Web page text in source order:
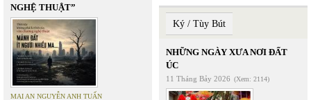
NGHỆ THUẬT”
MAI AN NGUYỄN ANH TUẤN
Ký / Tùy Bút
NHỮNG NGÀY XƯA NƠI ĐẤT
ÚC
11 Tháng Bảy 2026 (Xem: 2114)